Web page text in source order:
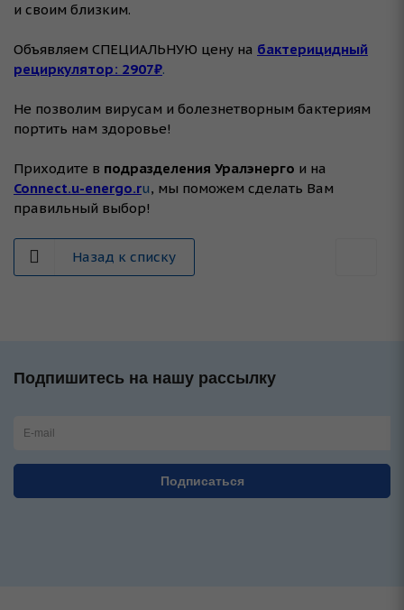
и своим близким.
Объявляем СПЕЦИАЛЬНУЮ цену на бактерицидный
рециркулятор: 2907₽.
Не позволим вирусам и болезнетворным бактериям
портить нам здоровье!
Приходите в подразделения Уралэнерго и на
Connect.u-energo.ru, мы поможем сделать Вам
правильный выбор!
Назад к списку
Подпишитесь на нашу рассылку